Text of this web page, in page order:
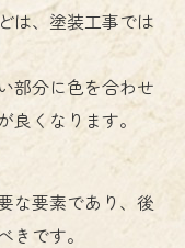
は、塗装工事では
部分に色を合わせ
くなります。
な要素であり、後
です。